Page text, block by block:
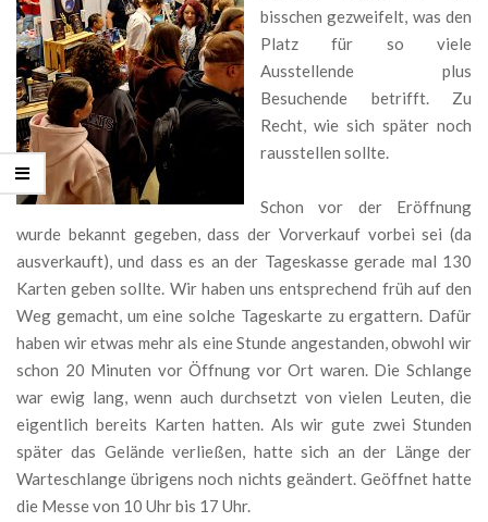
bisschen gezweifelt, was den
Platz für so viele
Ausstellende plus
Besuchende betrifft. Zu
Recht, wie sich später noch
rausstellen sollte.
Schon vor der Eröffnung
wurde bekannt gegeben, dass der Vorverkauf vorbei sei (da
ausverkauft), und dass es an der Tageskasse gerade mal 130
Karten geben sollte. Wir haben uns entsprechend früh auf den
Weg gemacht, um eine solche Tageskarte zu ergattern. Dafür
haben wir etwas mehr als eine Stunde angestanden, obwohl wir
schon 20 Minuten vor Öffnung vor Ort waren. Die Schlange
war ewig lang, wenn auch durchsetzt von vielen Leuten, die
eigentlich bereits Karten hatten. Als wir gute zwei Stunden
später das Gelände verließen, hatte sich an der Länge der
Warteschlange übrigens noch nichts geändert. Geöffnet hatte
die Messe von 10 Uhr bis 17 Uhr.